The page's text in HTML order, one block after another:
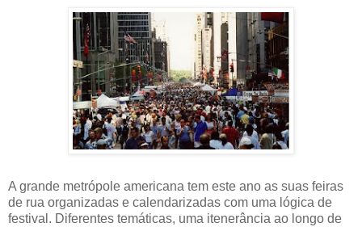
A grande metrópole americana tem este ano as suas feiras
de rua organizadas e calendarizadas com uma lógica de
festival. Diferentes temáticas, uma itenerância ao longo de